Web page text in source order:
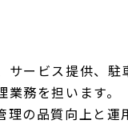
ービス提供、駐
務を担います。
の品質向上と運